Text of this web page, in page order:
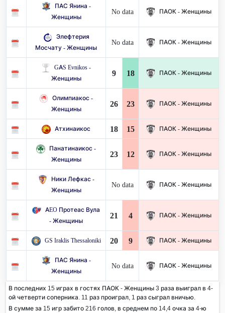
ПАС Янина -
Женщины
No data ПАОК - Женщины
Элефтерия
Мосчату - Женщины
No data ПАОК - Женщины
GAS Evnikos -
Женщины
9 18 ПАОК - Женщины
Олимпиакос -
Женщины
26 23 ПАОК - Женщины
Атхинаикос 18 15 ПАОК - Женщины
Панатинаикос -
Женщины
23 12 ПАОК - Женщины
Ники Лефкас -
Женщины
No data ПАОК - Женщины
AEO Протеас Вула
- Женщины
21 4 ПАОК - Женщины
GS Iraklis Thessaloniki 20 9 ПАОК - Женщины
ПАС Янина -
Женщины
No data ПАОК - Женщины
В последних 15 играх в гостях ПАОК - Женщины 3 раза выиграл в 4-
ой четверти соперника. 11 раз проиграл, 1 раз сыграл вничью.
В сумме за 15 игр забито 216 голов, в среднем по 14,4 очка за 4-ю